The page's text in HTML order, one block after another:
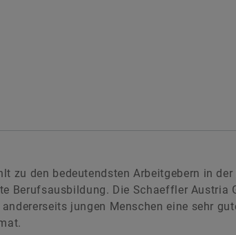
zu den bedeutendsten Arbeitgebern in
Berufsausbildung. Die Schaeffler Austria
jungen Menschen eine sehr